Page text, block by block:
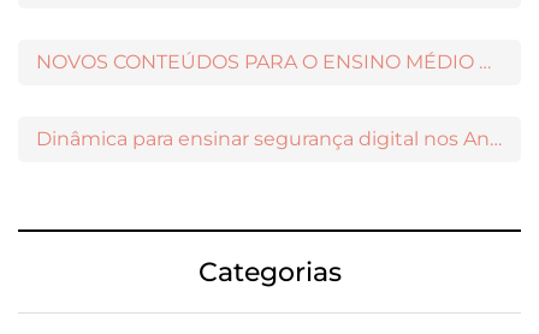
NOVOS CONTEÚDOS PARA O ENSINO MÉDIO DISPONÍVEIS NO MODERNAMIGOS
Dinâmica para ensinar segurança digital nos Anos Iniciais
Categorias